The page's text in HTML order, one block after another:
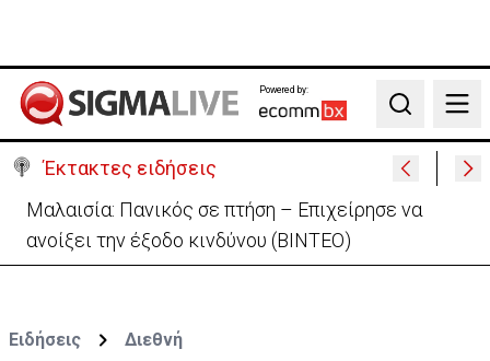
Powered by:
Search
Έκτακτες ειδήσεις
Μαλαισία: Πανικός σε πτήση – Επιχείρησε να
ανοίξει την έξοδο κινδύνου (ΒΙΝΤΕΟ)
Ειδήσεις Διεθνή